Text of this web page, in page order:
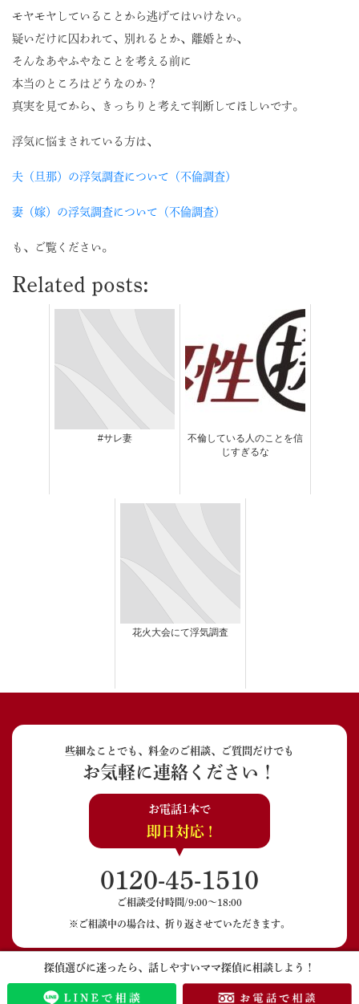
モヤモヤしていることから逃げてはいけない。
疑いだけに囚われて、別れるとか、離婚とか、
そんなあやふやなことを考える前に
本当のところはどうなのか？
真実を見てから、きっちりと考えて判断してほしいです。
浮気に悩まされている方は、
夫（旦那）の浮気調査について（不倫調査）
妻（嫁）の浮気調査について（不倫調査）
も、ご覧ください。
Related posts:
#サレ妻
不倫している人のことを信
じすぎるな
花火大会にて浮気調査
些細なことでも、料金のご相談、ご質問だけでも
お気軽に連絡ください！
お電話1本で
即日対応 !
0120-45-1510
ご相談受付時間/9:00〜18:00
※ご相談中の場合は、折り返させていただきます。
LINEでのご相談 メールでのご相談
探偵選びに迷ったら、話しやすいママ探偵に相談しよう！